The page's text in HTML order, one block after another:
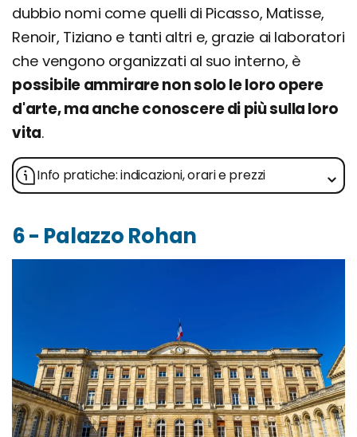
dubbio nomi come quelli di Picasso, Matisse,
Renoir, Tiziano e tanti altri e, grazie ai laboratori
che vengono organizzati al suo interno, è
possibile ammirare non solo le loro opere
d'arte, ma anche conoscere di più sulla loro
vita.
Info pratiche: indicazioni, orari e prezzi
6 - Palazzo Rohan